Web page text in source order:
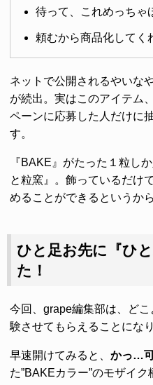
待って、これめっちゃ
頼むから商品化してく
ネットで公開されるやいな
が続出。実はこのアイテム
ペーンに応募した人だけに
す。
『BAKE』がたった１粒し
と粒窯』。飾っているだけ
めることができるというか
ひと足お先に『ひ
た！
今回、grape編集部は、ど
験させてもらえることにな
早速開けてみると、 かっ…
た”BAKEカラー”のモザイ